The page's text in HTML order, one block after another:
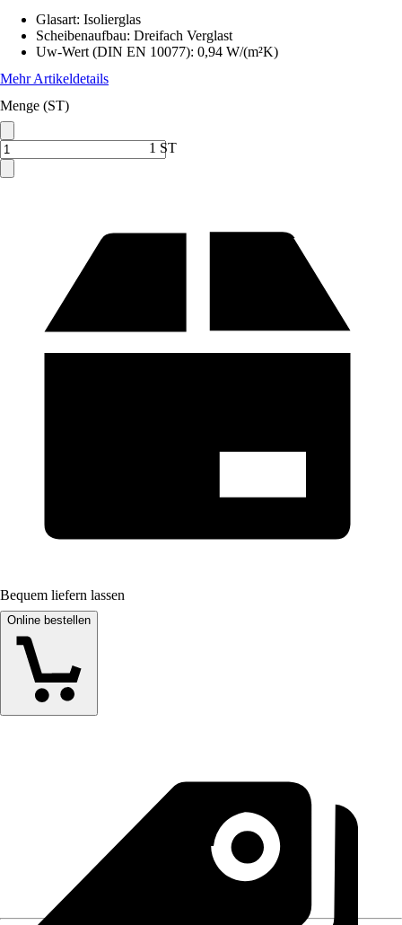
Glasart: Isolierglas
Scheibenaufbau: Dreifach Verglast
Uw-Wert (DIN EN 10077): 0,94 W/(m²K)
Mehr Artikeldetails
Menge (ST)
1 ST
Bequem liefern lassen
Online bestellen